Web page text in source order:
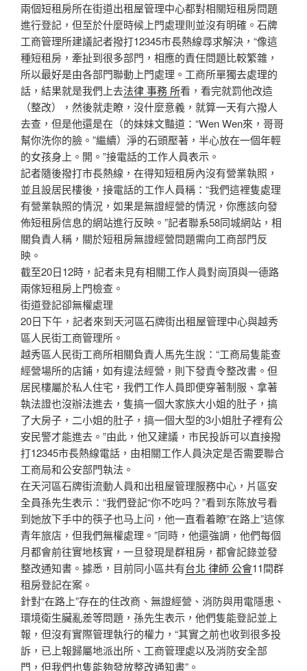
兩個短租房所在街道出租屋管理中心都對相關短租房問題
進行登記，但至於什麼時候上門處理則並沒有明確。石牌
工商管理所建議記者撥打12345市長熱線尋求解決，“像這
種短租房，牽扯到很多部門，相應的責任問題比較繁雜，
所以最好是由各部門聯動上門處理。工商所單獨去處理的
話，結果就是我們上去法律 事務 所看，看完就罰他改造
（整改），然後就走瞭，沒什麼意義，就算一天有六撥人
去查，但是他還是在（的妹妹文豔道：“Wen Wen來，哥哥
幫你洗你的臉。”繼續）淨的石頭壓著，半心放在一個年輕
的女孩身上。開。”接電話的工作人員表示。
記者隨後撥打市長熱線，在得知短租房內沒有營業執照，
並且設居民樓後，接電話的工作人員稱：“我們這裡隻處理
有營業執照的情況，如果是無證經營的情況，你應該向發
佈短租房信息的網站進行反映。”記者聯系58同城網站，相
關負責人稱，關於短租房無證經營問題需向工商部門反
映。
截至20日12時，記者未見有相關工作人員對崗頂與一德路
兩傢短租房上門檢查。
街道登記卻無權處理
20日下午，記者來到天河區石牌街出租屋管理中心與越秀
區人民街工商管理所。
越秀區人民街工商所相關負責人馬先生說：“工商局隻能查
經營場所的店鋪，如有違法經營，則下發責令整改書。但
居民樓屬於私人住宅，我們工作人員即便穿著制服、拿著
執法證也沒辦法進去，隻搞一個大家族大小姐的肚子，搞
了大房子，二小姐的肚子，搞一個大型的3小姐肚子裡有公
安民警才能進去。”由此，他又建議，市民投訴可以直接撥
打12345市長熱線電話，由相關工作人員決定是否需要聯合
工商局和公安部門執法。
在天河區石牌街流動人員和出租屋管理服務中心，片區安
全員孫先生表示：“我們登記“你不吃吗？”看到东陈放号看
到她放下手中的筷子也马上问，他一直看着瞭”在路上”這傢
青年旅店，但我們無權處理。”同時，他還強調，他們每個
月都會前往實地核實，一旦發現是群租房，都會記錄並發
整改通知書。據悉，目前同小區共有台北 律師 公會11間群
租房登記在案。
針對“在路上”存在的住改商、無證經營、消防與用電隱患、
環境衛生臟亂差等問題，孫先生表示，他們隻能登記並上
報，但沒有實際管理執行的權力，“其實之前也收到很多投
訴，已上報歸屬地派出所、工商管理處以及消防安全部
門，但我們也隻能夠發放整改通知書”。